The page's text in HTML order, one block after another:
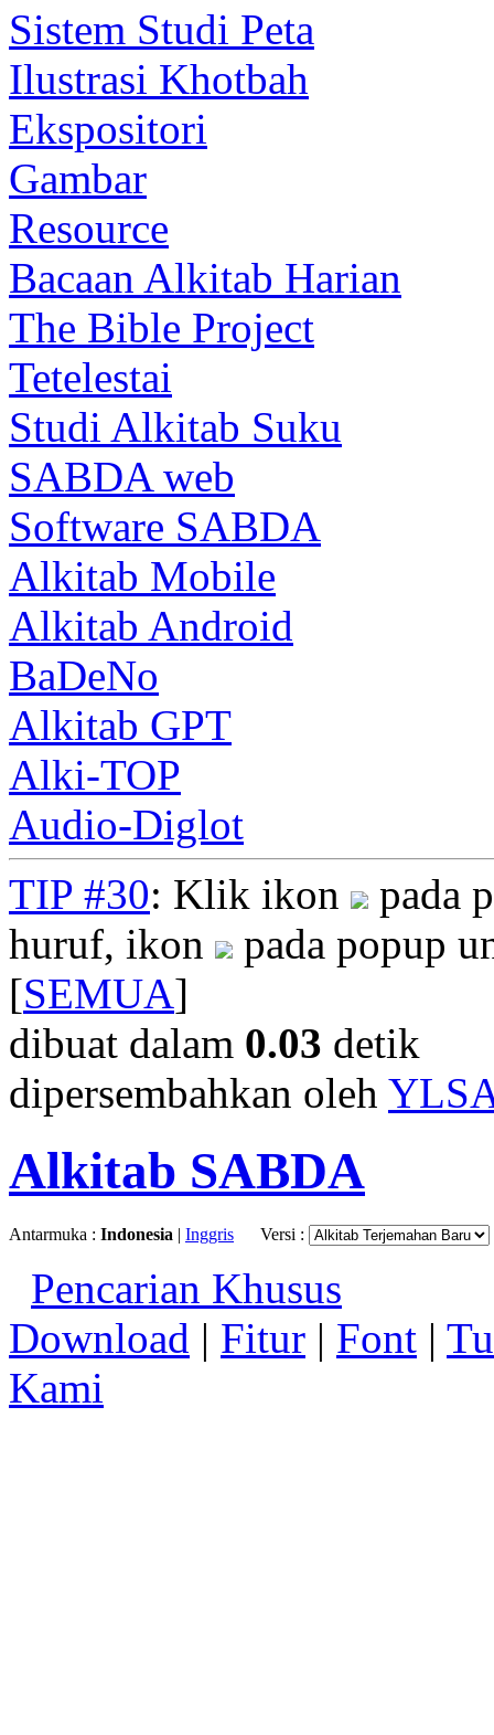
Sistem Studi Peta
Ilustrasi Khotbah
Ekspositori
Gambar
Resource
Bacaan Alkitab Harian
The Bible Project
Tetelestai
Studi Alkitab Suku
SABDA web
Software SABDA
Alkitab Mobile
Alkitab Android
BaDeNo
Alkitab GPT
Alki-TOP
Audio-Diglot
TIP #30: Klik ikon
pada
huruf, ikon
pada popup
[SEMUA]
dibuat dalam 0.03 detik
dipersembahkan oleh
Alkitab SABDA
Antarmuka : Indonesia | Inggris Versi :
Pencarian Khusus
Download | Fitur | Font |
Kami